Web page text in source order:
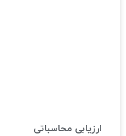
ارزیابی محاسباتی​